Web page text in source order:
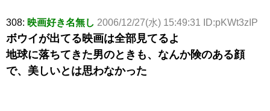
308: 映画好き名無し 2006/12/27(水) 15:49:31 ID:pKWt3zIP
ボウイが出てる映画は全部見てるよ
地球に落ちてきた男のときも、なんか険のある顔
で、美しいとは思わなかった